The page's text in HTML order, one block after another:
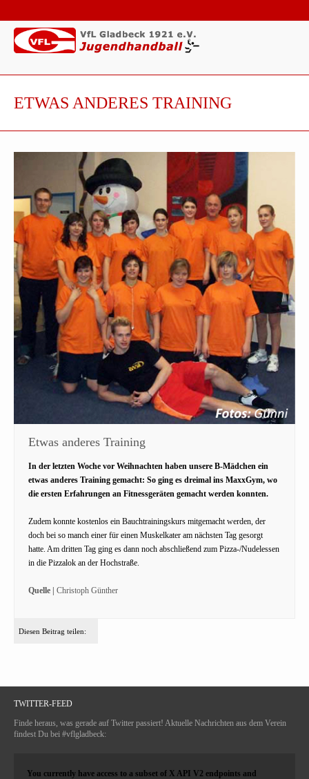
ETWAS ANDERES TRAINING
Etwas anderes Training
In der letzten Woche vor Weihnachten haben unsere B-Mädchen ein
etwas anderes Training gemacht: So ging es dreimal ins MaxxGym, wo
die ersten Erfahrungen an Fitnessgeräten gemacht werden konnten.
Zudem konnte kostenlos ein Bauchtrainingskurs mitgemacht werden, der
doch bei so manch einer für einen Muskelkater am nächsten Tag gesorgt
hatte. Am dritten Tag ging es dann noch abschließend zum Pizza-/Nudelessen
in die Pizzalok an der Hochstraße.
Quelle | Christoph Günther
Diesen Beitrag teilen:
TWITTER-FEED
Finde heraus, was gerade auf Twitter passiert! Aktuelle Nachrichten aus dem Verein
findest Du bei #vflgladbeck:
You currently have access to a subset of X API V2 endpoints and